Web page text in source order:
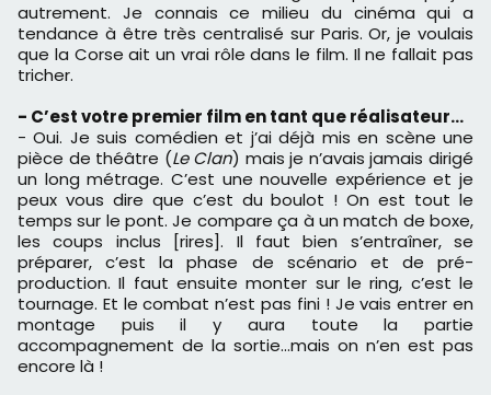
autrement. Je connais ce milieu du cinéma qui a
tendance à être très centralisé sur Paris. Or, je voulais
que la Corse ait un vrai rôle dans le film. Il ne fallait pas
tricher.
- C’est votre premier film en tant que réalisateur…
- Oui. Je suis comédien et j’ai déjà mis en scène une
pièce de théâtre (Le Clan) mais je n’avais jamais dirigé
un long métrage. C’est une nouvelle expérience et je
peux vous dire que c’est du boulot ! On est tout le
temps sur le pont. Je compare ça à un match de boxe,
les coups inclus [rires]. Il faut bien s’entraîner, se
préparer, c’est la phase de scénario et de pré-
production. Il faut ensuite monter sur le ring, c’est le
tournage. Et le combat n’est pas fini ! Je vais entrer en
montage puis il y aura toute la partie
accompagnement de la sortie…mais on n’en est pas
encore là !